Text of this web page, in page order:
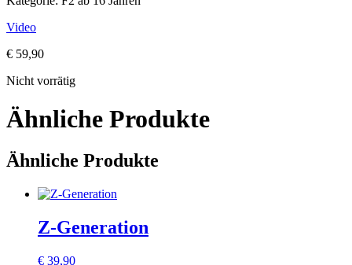
Video
€ 59,90
Nicht vorrätig
Ähnliche Produkte
Ähnliche Produkte
Z-Generation
€ 39,90